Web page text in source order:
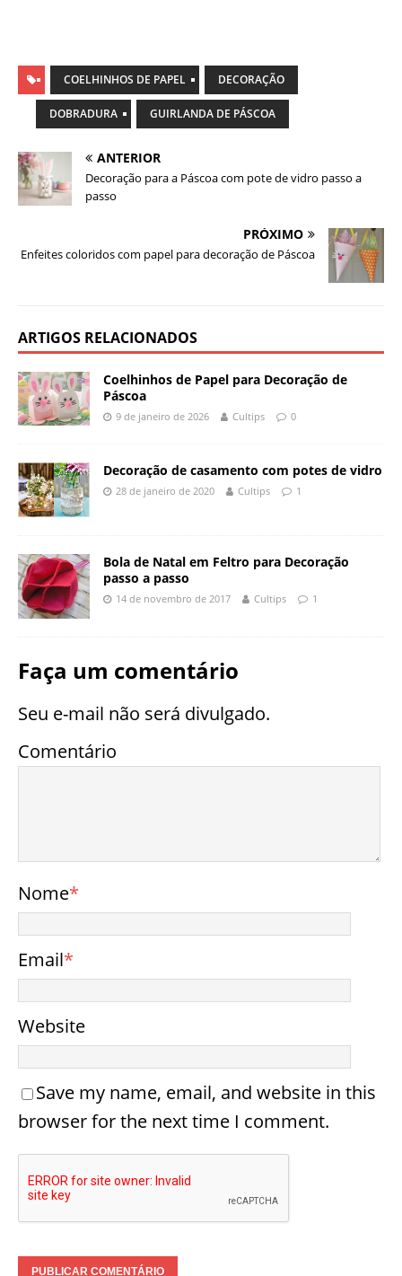
COELHINHOS DE PAPEL DECORAÇÃO
DOBRADURA GUIRLANDA DE PÁSCOA
ANTERIOR
Decoração para a Páscoa com pote de vidro passo a
passo
PRÓXIMO
Enfeites coloridos com papel para decoração de Páscoa
ARTIGOS RELACIONADOS
Coelhinhos de Papel para Decoração de
Páscoa
9 de janeiro de 2026 Cultips 0
Decoração de casamento com potes de vidro
28 de janeiro de 2020 Cultips 1
Bola de Natal em Feltro para Decoração
passo a passo
14 de novembro de 2017 Cultips 1
Faça um comentário
Seu e-mail não será divulgado.
Comentário
Nome*
Email*
Website
Save my name, email, and website in this
browser for the next time I comment.